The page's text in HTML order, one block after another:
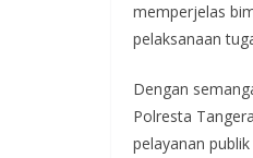
memperjelas
pelaksanaan
Dengan
Polresta
pelayanan